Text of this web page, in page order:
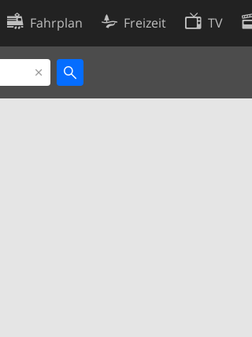
Fahrplan Freizeit TV
Cookie-Richtlinie
Cookie-Einstellungen